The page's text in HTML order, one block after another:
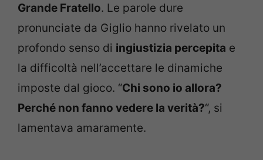
Grande Fratello. Le parole dure
pronunciate da Giglio hanno rivelato un
profondo senso di ingiustizia percepita e
la difficoltà nell’accettare le dinamiche
imposte dal gioco. “Chi sono io allora?
Perché non fanno vedere la verità?“, si
lamentava amaramente.